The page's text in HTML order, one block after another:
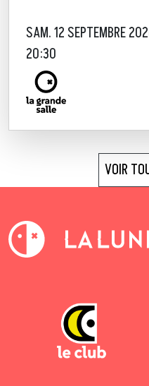
SAM. 12 SEPTEMBRE
20:30
VOIR